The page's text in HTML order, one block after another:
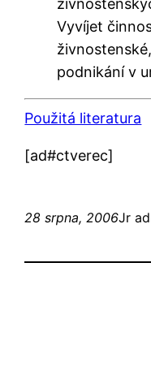
Vyvíjet
podnikání v
Použitá literatura
[ad#ctverec]
28 srpna, 2006Jr